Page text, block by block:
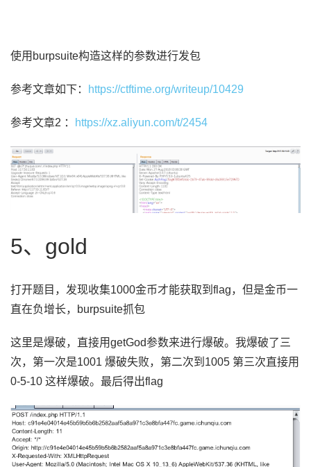
使用 burpsuite构造这样的参数进行发包
参考文章如下： https://ctftime.org/writeup/10429
参考文章2 ： https://xz.aliyun.com/t/2454
5、gold
打开题目，发现收集1000金币才能获取到 flag，但是金币一
直在负增长，
burpsuite抓包
这里是爆破，直接用getGod参数来进行爆破。我爆破了三
次，第一次是1001 爆破失败，第二次到1005 第三次直接用
0-5-10 这样爆破。最后得出flag